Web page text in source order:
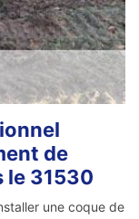
de
le 31530
une coque de